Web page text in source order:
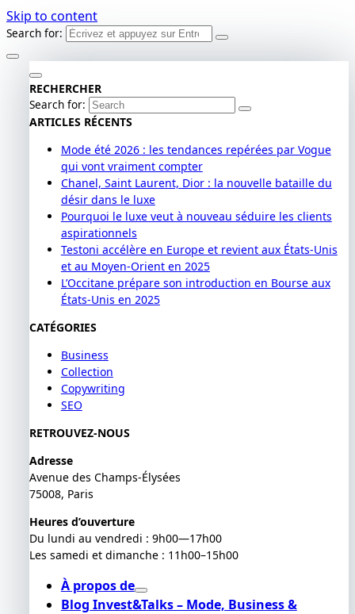
Skip to content
Search for:
RECHERCHER
Search for:
ARTICLES RÉCENTS
Mode été 2026 : les tendances repérées par Vogue
qui vont vraiment compter
Chanel, Saint Laurent, Dior : la nouvelle bataille du
désir dans le luxe
Pourquoi le luxe veut à nouveau séduire les clients
aspirationnels
Testoni accélère en Europe et revient aux États-Unis
et au Moyen-Orient en 2025
L’Occitane prépare son introduction en Bourse aux
États-Unis en 2025
CATÉGORIES
Business
Collection
Copywriting
SEO
RETROUVEZ-NOUS
Adresse
Avenue des Champs-Élysées
75008, Paris
Heures d’ouverture
Du lundi au vendredi : 9h00—17h00
Les samedi et dimanche : 11h00–15h00
À propos de
Blog Invest&Talks – Mode, Business &